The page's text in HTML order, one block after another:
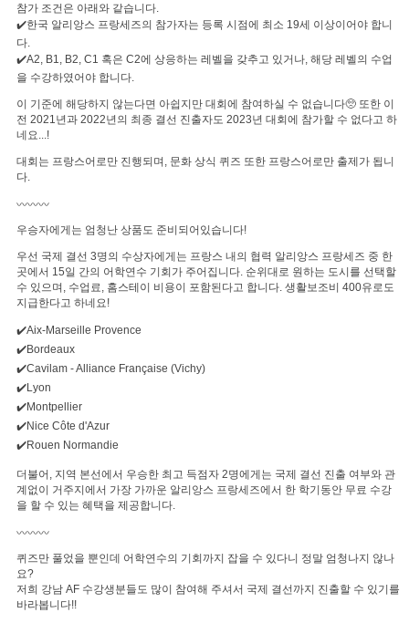
참가 조건은 아래와 같습니다.
✔️한국 알리앙스 프랑세즈의 참가자는 등록 시점에 최소 19세 이상이어야 합니
다.
✔️A2, B1, B2, C1 혹은 C2에 상응하는 레벨을 갖추고 있거나, 해당 레벨의 수업
을 수강하였어야 합니다.
이 기준에 해당하지 않는다면 아쉽지만 대회에 참여하실 수 없습니다🥺 또한 이
전 2021년과 2022년의 최종 결선 진출자도 2023년 대회에 참가할 수 없다고 하
네요...!
대회는 프랑스어로만 진행되며, 문화 상식 퀴즈 또한 프랑스어로만 출제가 됩니
다.
〰️〰️〰️
우승자에게는 엄청난 상품도 준비되어있습니다!
우선 국제 결선 3명의 수상자에게는 프랑스 내의 협력 알리앙스 프랑세즈 중 한
곳에서 15일 간의 어학연수 기회가 주어집니다. 순위대로 원하는 도시를 선택할
수 있으며, 수업료, 홈스테이 비용이 포함된다고 합니다. 생활보조비 400유로도
지급한다고 하네요!
✔️Aix-Marseille Provence
✔️Bordeaux
✔️Cavilam - Alliance Française (Vichy)
✔️Lyon
✔️Montpellier
✔️Nice Côte d'Azur
✔️Rouen Normandie
더불어, 지역 본선에서 우승한 최고 득점자 2명에게는 국제 결선 진출 여부와 관
계없이 거주지에서 가장 가까운 알리앙스 프랑세즈에서 한 학기동안 무료 수강
을 할 수 있는 혜택을 제공합니다.
〰️〰️〰️
퀴즈만 풀었을 뿐인데 어학연수의 기회까지 잡을 수 있다니 정말 엄청나지 않나
요?
저희 강남 AF 수강생분들도 많이 참여해 주셔서 국제 결선까지 진출할 수 있기를
바라봅니다!!